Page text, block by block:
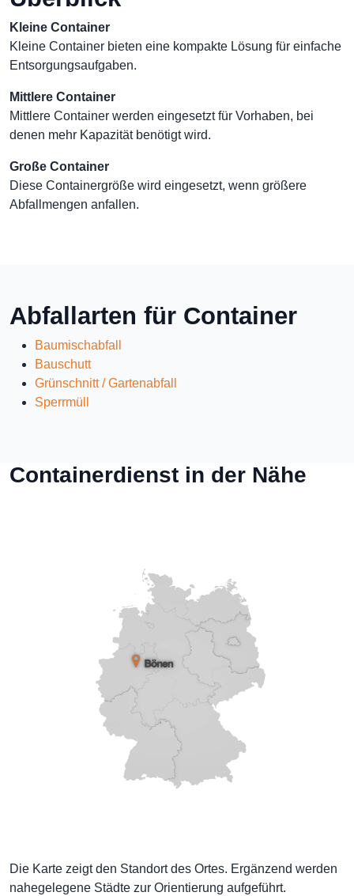
Kleine Container
Kleine Container bieten eine kompakte Lösung für einfache
Entsorgungsaufgaben.
Mittlere Container
Mittlere Container werden eingesetzt für Vorhaben, bei
denen mehr Kapazität benötigt wird.
Große Container
Diese Containergröße wird eingesetzt, wenn größere
Abfallmengen anfallen.
Abfallarten für Container
Baumischabfall
Bauschutt
Grünschnitt / Gartenabfall
Sperrmüll
Containerdienst in der Nähe
Die Karte zeigt den Standort des Ortes. Ergänzend werden
nahegelegene Städte zur Orientierung aufgeführt.